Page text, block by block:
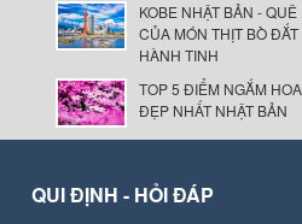
KOBE NHẬT BẢN -
CỦA MÓN THỊT BÒ ĐẮT
HÀNH TINH
TOP 5 ĐIỂM NGẮM
ĐẸP NHẤT NHẬT BẢN
QUI ĐỊNH - HỎI ĐÁP